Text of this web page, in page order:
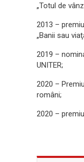
„Totul de
2013 –
„Banii sau
2019 –
UNITER;
2020 –
români;
2020 –